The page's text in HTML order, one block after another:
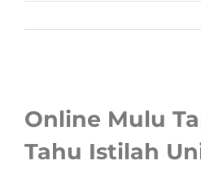
Larger
Image
Online Mulu
Tahu Istilah